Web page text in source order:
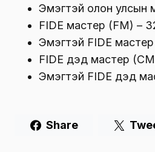
Эмэгтэй олон улсын
FIDE мастер (FM) –
Эмэгтэй FIDE
FIDE дэд мастер
Эмэгтэй FIDE дэд
Share